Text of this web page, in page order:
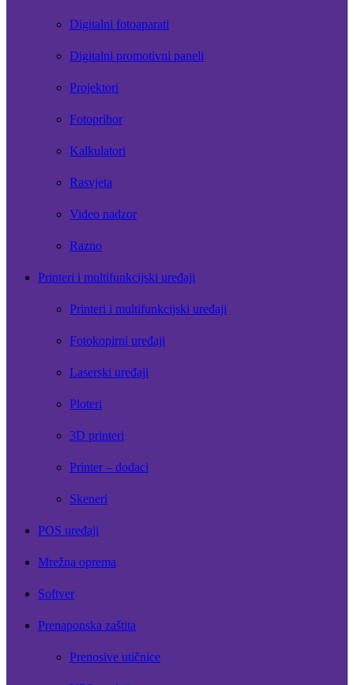
Digitalni fotoaparati
Digitalni promotivni paneli
Projektori
Fotopribor
Kalkulatori
Rasvjeta
Video nadzor
Razno
Printeri i multifunkcijski uređaji
Printeri i multifunkcijski uređaji
Fotokopirni uređaji
Laserski uređaji
Ploteri
3D printeri
Printer – dodaci
Skeneri
POS uređaji
Mrežna oprema
Softver
Prenaponska zaštita
Prenosive utičnice